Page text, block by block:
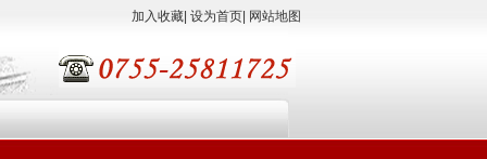
加入收藏 设为首页 网站地图